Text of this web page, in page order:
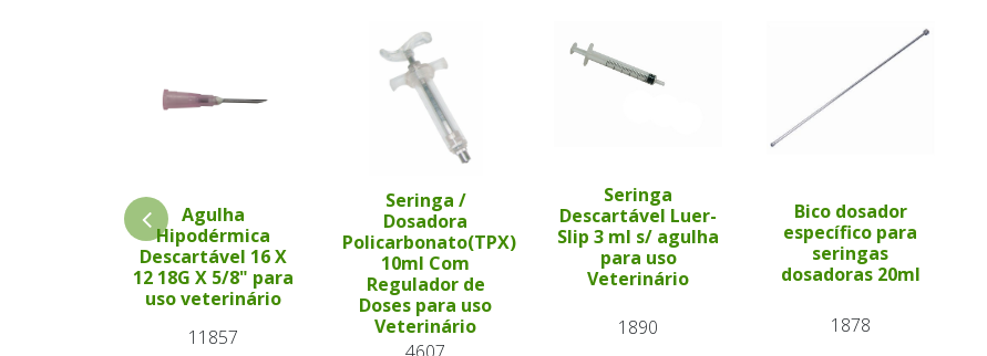
Agulha
Hipodérmica
Descartável 16 X
12 18G X 5/8" para
uso veterinário
11857
Seringa /
Dosadora
Policarbonato(TPX)
10ml Com
Regulador de
Doses para uso
Veterinário
Seringa
Descartável Luer-
Slip 3 ml s/ agulha
para uso
Veterinário
1890
Bico dosador
específico para
seringas
dosadoras 20ml
1878